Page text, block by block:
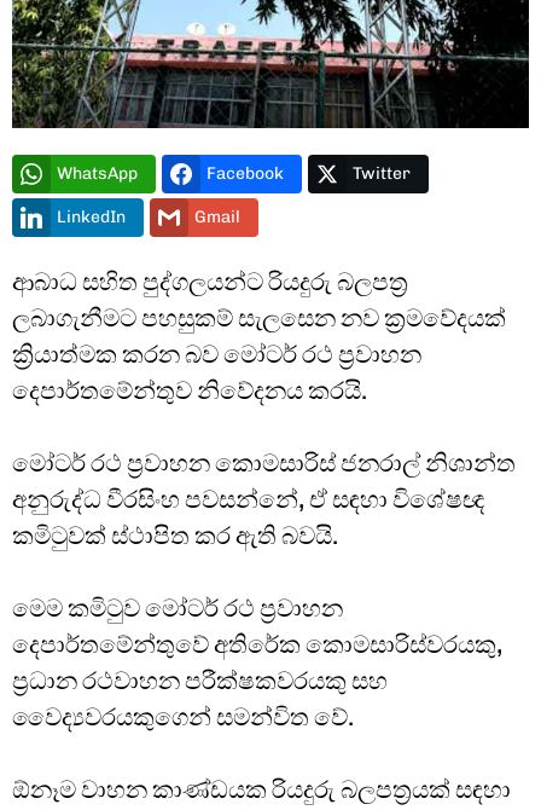
WhatsApp Facebook Twitter
LinkedIn Gmail
ආබාධ සහිත පුද්ගලයන්ට රියදුරු බලපත්‍ර
ලබාගැනීමට පහසුකම් සැලසෙන නව ක්‍රමවේදයක්
ක්‍රියාත්මක කරන බව මෝටර් රථ ප්‍රවාහන
දෙපාර්තමේන්තුව නිවේදනය කරයි.
මෝටර් රථ ප්‍රවාහන කොමසාරිස් ජනරාල් නිශාන්ත
අනුරුද්ධ වීරසිංහ පවසන්නේ, ඒ සඳහා විශේෂඥ
කමිටුවක් ස්ථාපිත කර ඇති බවයි.
මෙම කමිටුව මෝටර් රථ ප්‍රවාහන
දෙපාර්තමේන්තුවේ අතිරේක කොමසාරිස්වරයකු,
ප්‍රධාන රථවාහන පරීක්ෂකවරයකු සහ
වෛද්‍යවරයකුගෙන් සමන්විත වේ.
ඕනෑම වාහන කාණ්ඩයක රියදුරු බලපත්‍රයක් සඳහා